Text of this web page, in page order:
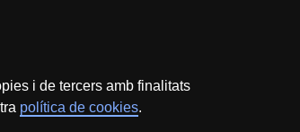
i de tercers amb finalitats
política de cookies.
de dades Sobre el web